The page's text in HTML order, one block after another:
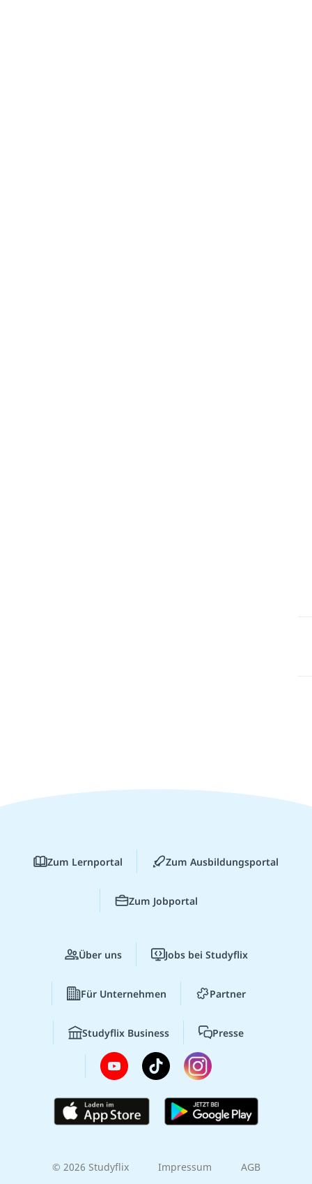
Zum Lernportal Zum Ausbildungsportal
Zum Jobportal
Über uns Jobs bei Studyflix
Für Unternehmen Partner
Studyflix Business Presse
© 2026 Studyflix Impressum AGB